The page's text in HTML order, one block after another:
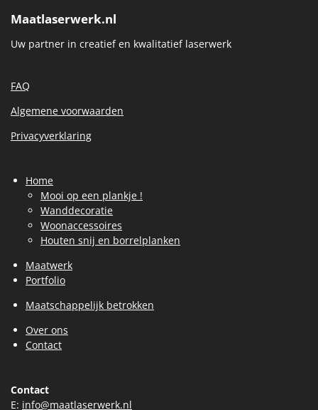
Maatlaserwerk.nl
Uw partner in creatief en kwalitatief laserwerk
FAQ
Algemene voorwaarden
Privacyverklaring
Home
Mooi op een plankje !
Wanddecoratie
Woonaccessoires
Houten snij en borrelplanken
Maatwerk
Portfolio
Maatschappelijk betrokken
Over ons
Contact
Contact
E: info@maatlaserwerk.nl